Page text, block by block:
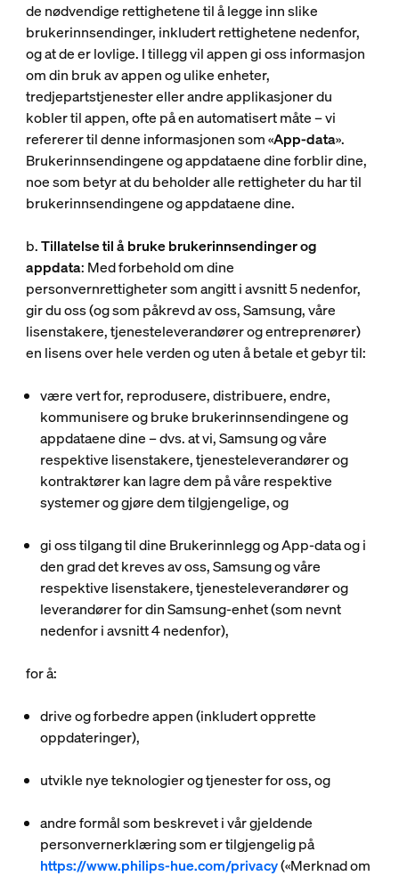
de nødvendige rettighetene til å legge inn slike
brukerinnsendinger, inkludert rettighetene nedenfor,
og at de er lovlige. I tillegg vil appen gi oss informasjon
om din bruk av appen og ulike enheter,
tredjepartstjenester eller andre applikasjoner du
kobler til appen, ofte på en automatisert måte – vi
refererer til denne informasjonen som «App-data».
Brukerinnsendingene og appdataene dine forblir dine,
noe som betyr at du beholder alle rettigheter du har til
brukerinnsendingene og appdataene dine.
b.Tillatelse til å bruke brukerinnsendinger og
appdata: Med forbehold om dine
personvernrettigheter som angitt i avsnitt 5 nedenfor,
gir du oss (og som påkrevd av oss, Samsung, våre
lisenstakere, tjenesteleverandører og entreprenører)
en lisens over hele verden og uten å betale et gebyr til:
være vert for, reprodusere, distribuere, endre,
kommunisere og bruke brukerinnsendingene og
appdataene dine – dvs. at vi, Samsung og våre
respektive lisenstakere, tjenesteleverandører og
kontraktører kan lagre dem på våre respektive
systemer og gjøre dem tilgjengelige, og
gi oss tilgang til dine Brukerinnlegg og App-data og i
den grad det kreves av oss, Samsung og våre
respektive lisenstakere, tjenesteleverandører og
leverandører for din Samsung-enhet (som nevnt
nedenfor i avsnitt 4 nedenfor),
for å:
drive og forbedre appen (inkludert opprette
oppdateringer),
utvikle nye teknologier og tjenester for oss, og
andre formål som beskrevet i vår gjeldende
personvernerklæring som er tilgjengelig på
https://www.philips-hue.com/privacy(«Merknad om